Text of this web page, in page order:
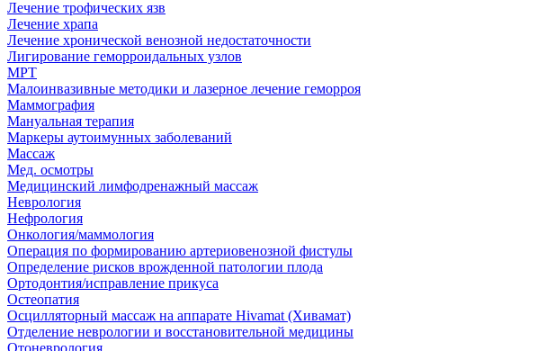
Лечение трофических язв
Лечение храпа
Лечение хронической венозной недостаточности
Лигирование геморроидальных узлов
МРТ
Малоинвазивные методики и лазерное лечение геморроя
Маммография
Мануальная терапия
Маркеры аутоимунных заболеваний
Массаж
Мед. осмотры
Медицинский лимфодренажный массаж
Неврология
Нефрология
Онкология/маммология
Операция по формированию артериовенозной фистулы
Определение рисков врожденной патологии плода
Ортодонтия/исправление прикуса
Остеопатия
Осцилляторный массаж на аппарате Hivamat (Хивамат)
Отделение неврологии и восстановительной медицины
Отоневрология